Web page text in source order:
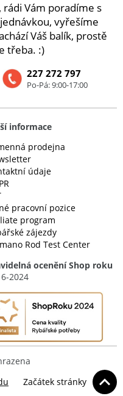
Vám poradíme s
vyřešíme
Váš balík, prostě
třeba. :)
227 272 797
Po-Pá: 9:00-17:00
informace
prodejna
údaje
pracovní pozice
program
zájezdy
Rod Test Center
ocenění Shop roku
2024
Začátek stránky